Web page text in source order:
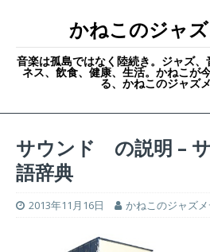
かねこのジャ
音楽は孤島ではなく陸続き。ジャズ
ネス、飲食、健康、生活。かねこが
る、かねこのジャズ
サウンド の説明 –
語辞典
2013年11月16日 かねこのジャズ